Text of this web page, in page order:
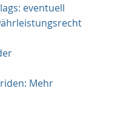
eventuell
Mehr